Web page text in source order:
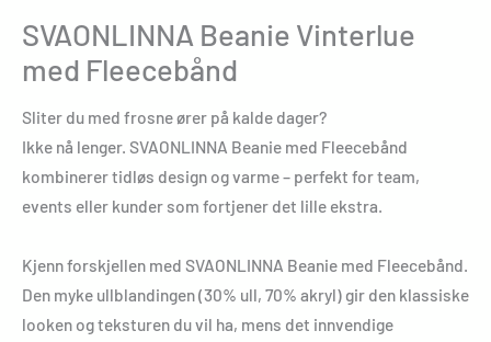
SVAONLINNA Beanie Vinterlue
med Fleecebånd
Sliter du med frosne ører på kalde dager?
Ikke nå lenger. SVAONLINNA Beanie med Fleecebånd
kombinerer tidløs design og varme – perfekt for team,
events eller kunder som fortjener det lille ekstra.
Kjenn forskjellen med SVAONLINNA Beanie med Fleecebånd.
Den myke ullblandingen (30% ull, 70% akryl) gir den klassiske
looken og teksturen du vil ha, mens det innvendige